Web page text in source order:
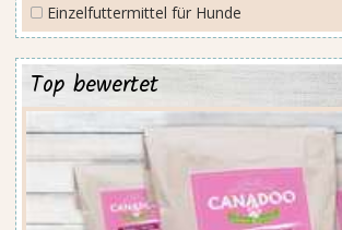
Einzelfuttermittel für Hunde
Top bewertet